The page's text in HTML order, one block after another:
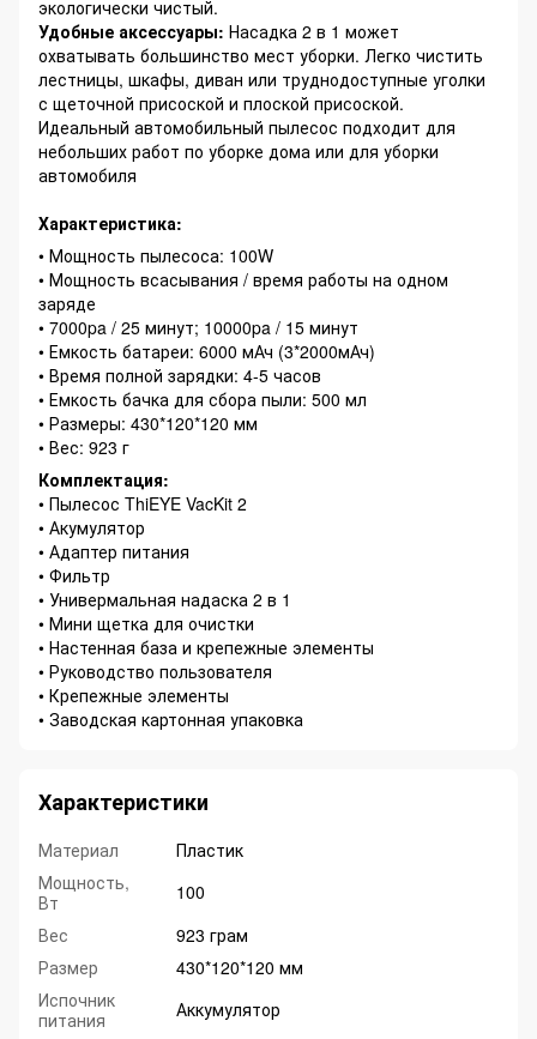
экологически чистый.
Удобные аксессуары: Насадка 2 в 1 может
охватывать большинство мест уборки. Легко чистить
лестницы, шкафы, диван или труднодоступные уголки
с щеточной присоской и плоской присоской.
Идеальный автомобильный пылесос подходит для
небольших работ по уборке дома или для уборки
автомобиля
Характеристика:
• Мощность пылесоса: 100W
• Мощность всасывания / время работы на одном
заряде
• 7000pa / 25 минут; 10000pa / 15 минут
• Емкость батареи: 6000 мАч (3*2000мАч)
• Время полной зарядки: 4-5 часов
• Емкость бачка для сбора пыли: 500 мл
• Размеры: 430*120*120 мм
• Вес: 923 г
Комплектация:
• Пылесос ThiEYE VacKit 2
• Акумулятор
• Адаптер питания
• Фильтр
• Универмальная надаска 2 в 1
• Мини щетка для очистки
• Настенная база и крепежные элементы
• Руководство пользователя
• Крепежные элементы
• Заводская картонная упаковка
Характеристики
Материал
Пластик
Мощность,
Вт
100
Вес
923 грам
Размер
430*120*120 мм
Испочник
питания
Аккумулятор